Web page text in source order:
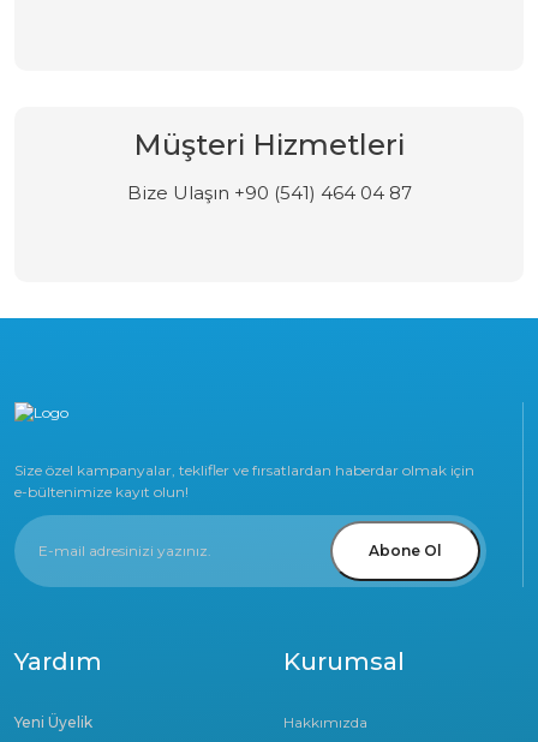
Müşteri Hizmetleri
Bize Ulaşın +90 (541) 464 04 87
Size özel kampanyalar, teklifler ve fırsatlardan haberdar olmak için
e-bültenimize kayıt olun!
Abone Ol
Kurumsal
Hakkımızda
Yardım
Yeni Üyelik